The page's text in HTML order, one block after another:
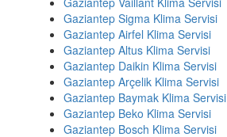
Gaziantep Sigma Klima Servisi
Gaziantep Airfel Klima Servisi
Gaziantep Altus Klima Servisi
Gaziantep Daikin Klima Servisi
Gaziantep Arçelik Klima Servisi
Gaziantep Baymak Klima Servisi
Gaziantep Beko Klima Servisi
Gaziantep Bosch Klima Servisi